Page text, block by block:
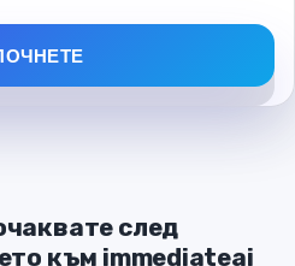
след
към immediateai